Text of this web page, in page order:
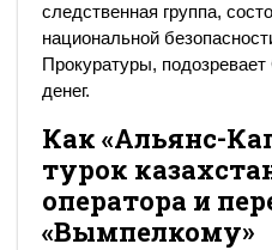
следственная группа,
национальной
Прокуратуры,
денег.
Как «Альянс-
турок
оператора и
«Вымпелкому»